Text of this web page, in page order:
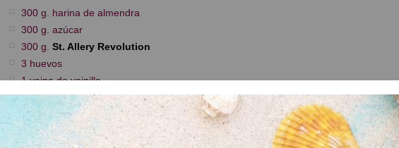
300 g. harina de almendra
300 g. azúcar
300 g. St. Allery Revolution
3 huevos
1 vaina de vainilla
c/s aroma de almendra amarga